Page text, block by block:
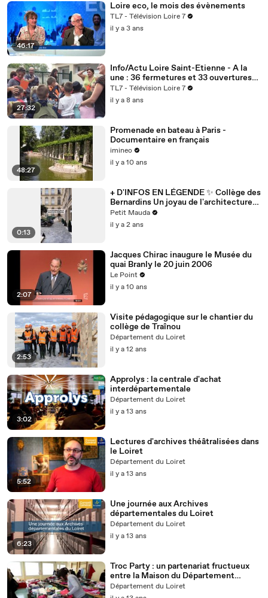
46:17
Loire eco, le mois des évènements
TL7 - Télévision Loire 7
il y a 3 ans
27:32
Info/Actu Loire Saint-Etienne - A la
une : 36 fermetures et 33 ouvertures
de classes dans la Loire à la rentrée
prochaine. L'inspection académique de
la Loire a posé toutes ses cartes pour
département pour 2018 / 201
TL7 - Télévision Loire 7
il y a 8 ans
48:27
Promenade en bateau à Paris -
Documentaire en français
imineo
il y a 10 ans
0:13
+ D'INFOS EN LÉGENDE ✨ Collège des
Bernardins Un joyau de l'architecture
cistercienn, et aujourd'hui un lieu de
création artistique où collaborent
artistes, scientifiques et théologiens.
conférences, débats, mais aus
Petit Mauda
il y a 2 ans
2:07
Jacques Chirac inaugure le Musée du
quai Branly le 20 juin 2006
Le Point
il y a 10 ans
2:53
Visite pédagogique sur le chantier du
collège de Traînou
Département du Loiret
il y a 12 ans
3:02
Approlys : la centrale d'achat
interdépartementale
Département du Loiret
il y a 13 ans
5:52
Lectures d'archives théâtralisées dans
le Loiret
Département du Loiret
il y a 13 ans
6:23
Une journée aux Archives
départementales du Loiret
Département du Loiret
il y a 13 ans
Troc Party : un partenariat fructueux
entre la Maison du Département
Orléans-Sud et l'Aselqo Madeleine
Département du Loiret